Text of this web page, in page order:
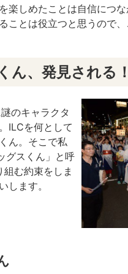
楽しめたことは自信につ
ことは役立つと思うので
ん、発見される！
のキャラクタ
ILCを何として
ん。そこで私
グスくん」と呼
む約束をしま
します。